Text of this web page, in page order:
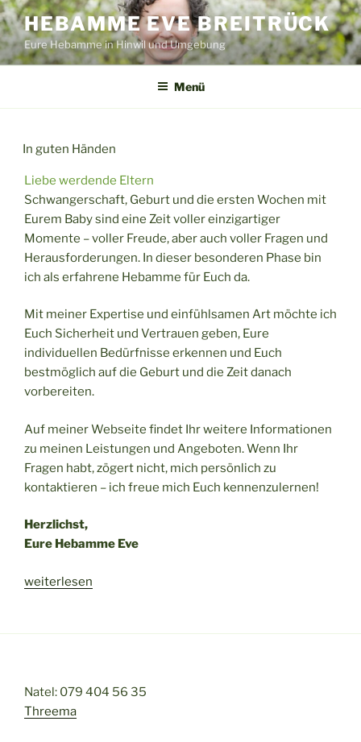
Zum
Inhalt
springen
HEBAMME EVE BREITRÜCK
Eure Hebamme in Hinwil und Umgebung
Menü
In guten Händen
Liebe werdende Eltern
Schwangerschaft, Geburt und die ersten Wochen mit
Eurem Baby sind eine Zeit voller einzigartiger
Momente – voller Freude, aber auch voller Fragen und
Herausforderungen. In dieser besonderen Phase bin
ich als erfahrene Hebamme für Euch da.
Mit meiner Expertise und einfühlsamen Art möchte ich
Euch Sicherheit und Vertrauen geben, Eure
individuellen Bedürfnisse erkennen und Euch
bestmöglich auf die Geburt und die Zeit danach
vorbereiten.
Auf meiner Webseite findet Ihr weitere Informationen
zu meinen Leistungen und Angeboten. Wenn Ihr
Fragen habt, zögert nicht, mich persönlich zu
kontaktieren – ich freue mich Euch kennenzulernen!
Herzlichst,
Eure Hebamme Eve
„In
weiterlesen
Natel: 079 404 56 35
Threema